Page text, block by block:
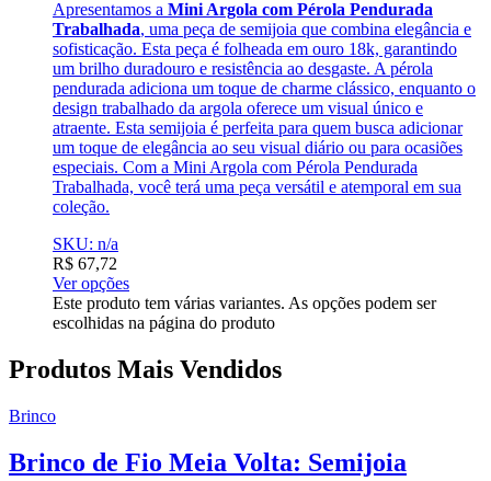
Apresentamos a Mini Argola com Pérola Pendurada
Trabalhada, uma peça de semijoia que combina elegância e
sofisticação. Esta peça é folheada em ouro 18k, garantindo
um brilho duradouro e resistência ao desgaste. A pérola
pendurada adiciona um toque de charme clássico, enquanto o
design trabalhado da argola oferece um visual único e
atraente. Esta semijoia é perfeita para quem busca adicionar
um toque de elegância ao seu visual diário ou para ocasiões
especiais. Com a Mini Argola com Pérola Pendurada
Trabalhada, você terá uma peça versátil e atemporal em sua
coleção.
SKU: n/a
R$ 67,72
Ver opções
Este produto tem várias variantes. As opções podem ser
escolhidas na página do produto
Produtos Mais Vendidos
Brinco
Brinco de Fio Meia Volta: Semijoia